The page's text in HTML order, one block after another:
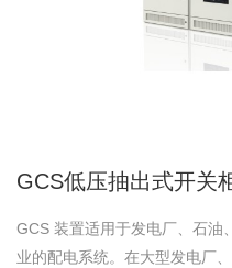
GCS低压抽出式开关
GCS 装置适用于发电厂、石油
业的配电系统。在大型发电厂